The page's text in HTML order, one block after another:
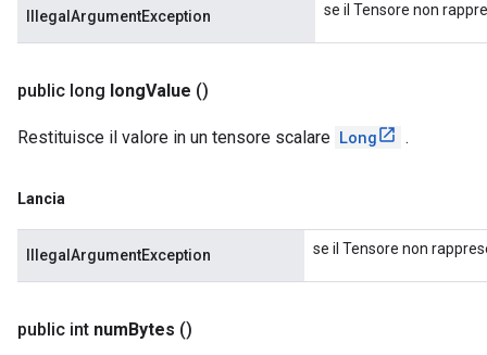
IllegalArgumentException se il Tensore non
public long longValue ()
Restituisce il valore in un tensore scalare Long .
Lancia
IllegalArgumentException se il Tensore non
public int numBytes ()